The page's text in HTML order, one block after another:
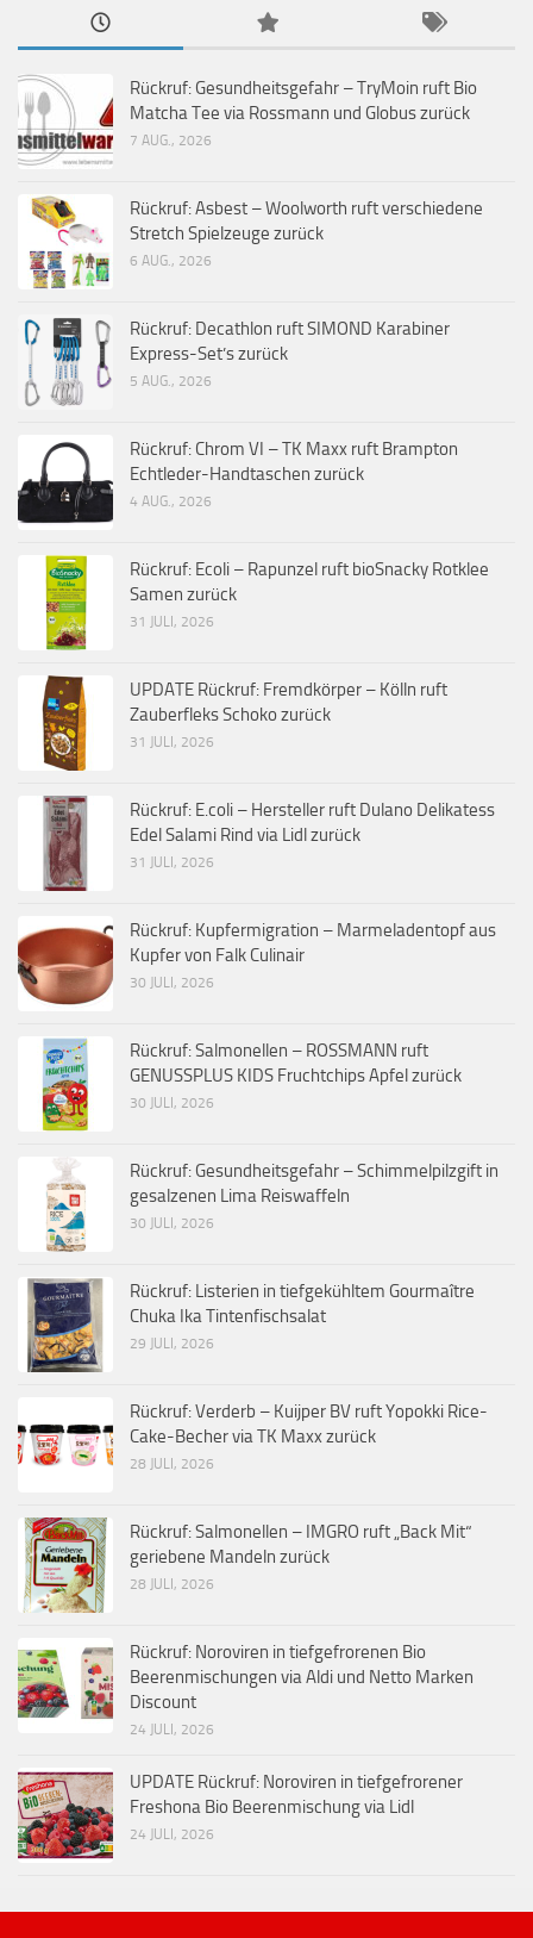
Rückruf: Gesundheitsgefahr – TryMoin ruft Bio
Matcha Tee via Rossmann und Globus zurück
7 AUG., 2026
Rückruf: Asbest – Woolworth ruft verschiedene
Stretch Spielzeuge zurück
6 AUG., 2026
Rückruf: Decathlon ruft SIMOND Karabiner
Express-Set’s zurück
5 AUG., 2026
Rückruf: Chrom VI – TK Maxx ruft Brampton
Echtleder-Handtaschen zurück
4 AUG., 2026
Rückruf: Ecoli – Rapunzel ruft bioSnacky Rotklee
Samen zurück
31 JULI, 2026
UPDATE Rückruf: Fremdkörper – Kölln ruft
Zauberfleks Schoko zurück
31 JULI, 2026
Rückruf: E.coli – Hersteller ruft Dulano Delikatess
Edel Salami Rind via Lidl zurück
31 JULI, 2026
Rückruf: Kupfermigration – Marmeladentopf aus
Kupfer von Falk Culinair
30 JULI, 2026
Rückruf: Salmonellen – ROSSMANN ruft
GENUSSPLUS KIDS Fruchtchips Apfel zurück
30 JULI, 2026
Rückruf: Gesundheitsgefahr – Schimmelpilzgift in
gesalzenen Lima Reiswaffeln
30 JULI, 2026
Rückruf: Listerien in tiefgekühltem Gourmaître
Chuka Ika Tintenfischsalat
29 JULI, 2026
Rückruf: Verderb – Kuijper BV ruft Yopokki Rice-
Cake-Becher via TK Maxx zurück
28 JULI, 2026
Rückruf: Salmonellen – IMGRO ruft „Back Mit“
geriebene Mandeln zurück
28 JULI, 2026
Rückruf: Noroviren in tiefgefrorenen Bio
Beerenmischungen via Aldi und Netto Marken
Discount
24 JULI, 2026
UPDATE Rückruf: Noroviren in tiefgefrorener
Freshona Bio Beerenmischung via Lidl
24 JULI, 2026